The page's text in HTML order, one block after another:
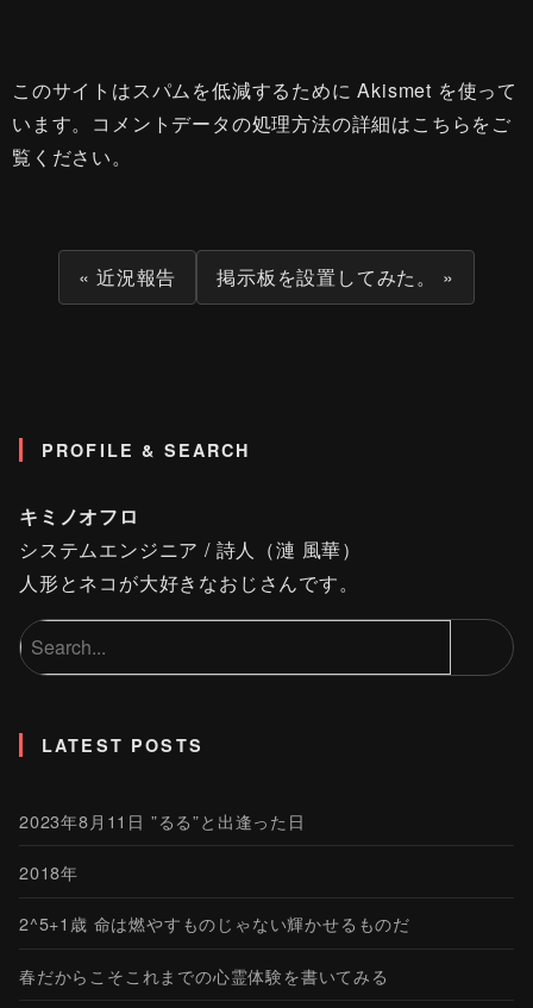
このサイトはスパムを低減するために Akismet を使って
います。 コメントデータの処理方法の詳細はこちらをご
覧ください。
« 近況報告 掲示板を設置してみた。 »
PROFILE & SEARCH
キミノオフロ
システムエンジニア / 詩人（漣 風華）
人形とネコが大好きなおじさんです。
LATEST POSTS
2023年8月11日 ”るる”と出逢った日
2018年
2^5+1歳 命は燃やすものじゃない輝かせるものだ
春だからこそこれまでの心霊体験を書いてみる